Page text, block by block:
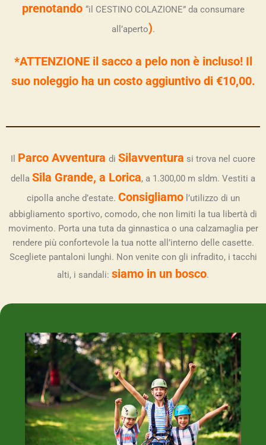
prenotando “il CESTINO COLAZIONE” da consumare
all’aperto).
*ATTENZIONE il sacco a pelo non è incluso! Il
suo noleggio ha un costo aggiuntivo di €10,00.
Il Parco Avventura di Silavventura si trova nel cuore
della Sila Grande, a Lorica, a 1.300,00 m sldm. Vestiti a
cipolla anche d’estate. Consigliamol’utilizzo di un
abbigliamento sportivo, comodo, che non limiti la tua libertà di
movimento. Porta una tuta da ginnastica o una calzamaglia per
rendere più confortevole la tua notte all’interno delle casette.
Scegliete pantaloni lunghi. Non venite con gli infradito, i tacchi
alti, i sandali: siamo in un bosco.